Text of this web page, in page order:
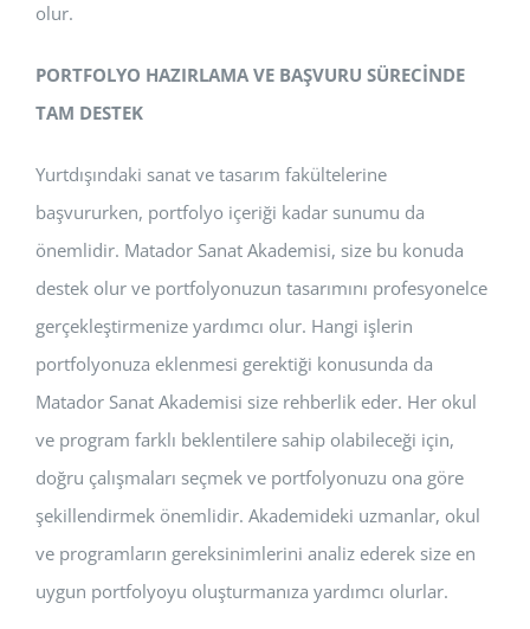
olur.
PORTFOLYO HAZIRLAMA VE BAŞVURU SÜRECİNDE
TAM DESTEK
Yurtdışındaki sanat ve tasarım fakültelerine
başvururken, portfolyo içeriği kadar sunumu da
önemlidir. Matador Sanat Akademisi, size bu konuda
destek olur ve portfolyonuzun tasarımını profesyonelce
gerçekleştirmenize yardımcı olur. Hangi işlerin
portfolyonuza eklenmesi gerektiği konusunda da
Matador Sanat Akademisi size rehberlik eder. Her okul
ve program farklı beklentilere sahip olabileceği için,
doğru çalışmaları seçmek ve portfolyonuzu ona göre
şekillendirmek önemlidir. Akademideki uzmanlar, okul
ve programların gereksinimlerini analiz ederek size en
uygun portfolyoyu oluşturmanıza yardımcı olurlar.